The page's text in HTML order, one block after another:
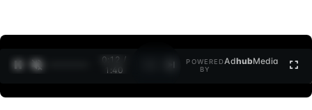
0:12 /
1:40
POWERED
BY
AdhubMedia